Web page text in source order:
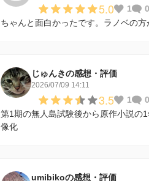
5.0 1
0
ちゃんと面白かったです。ラノベの
じゅんきの感想・評価
2026/07/09 14:11
3.5 1
0
第1期の無人島試験後から原作小説の
像化
umibikoの感想・評価